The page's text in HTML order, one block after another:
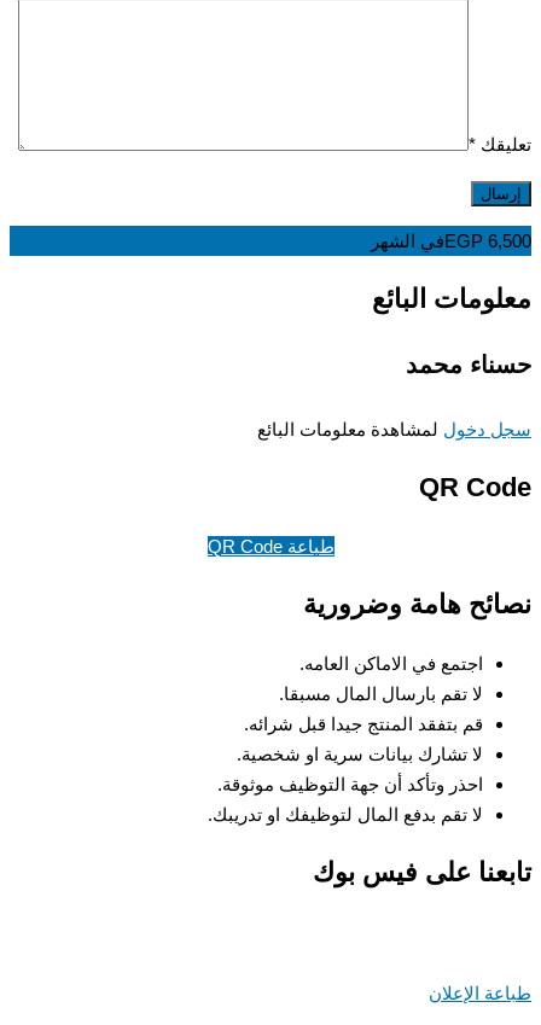
تعليقك *
EGP 6,500 في الشهر
معلومات البائع
حسناء محمد
سجل دخول لمشاهدة معلومات البائع
QR Code
طباعة QR Code
نصائح هامة وضرورية
اجتمع في الاماكن العامه.
لا تقم بارسال المال مسبقا.
قم بتفقد المنتج جيدا قبل شرائه.
لا تشارك بيانات سرية او شخصية.
احذر وتأكد أن جهة التوظيف موثوقة.
لا تقم بدفع المال لتوظيفك او تدريبك.
تابعنا على فيس بوك
طباعة الإعلان